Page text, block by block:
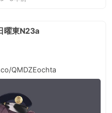
曜東N23a
QMDZEochta